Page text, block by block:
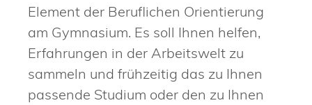
Element der Beruflichen Orientierung
am Gymnasium. Es soll Ihnen helfen,
Erfahrungen in der Arbeitswelt zu
sammeln und frühzeitig das zu Ihnen
passende Studium oder den zu Ihnen